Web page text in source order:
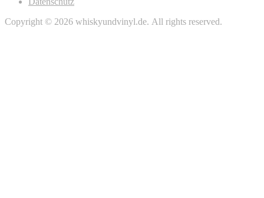
Copyright © 2026 whiskyundvinyl.de. All rights reserved.